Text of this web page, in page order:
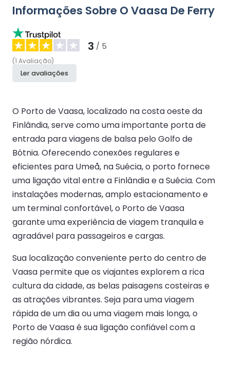
Informações Sobre O Vaasa De Ferry
3 / 5
(1 Avaliação)
Ler avaliações
O Porto de Vaasa, localizado na costa oeste da
Finlândia, serve como uma importante porta de
entrada para viagens de balsa pelo Golfo de
Bótnia. Oferecendo conexões regulares e
eficientes para Umeå, na Suécia, o porto fornece
uma ligação vital entre a Finlândia e a Suécia. Com
instalações modernas, amplo estacionamento e
um terminal confortável, o Porto de Vaasa
garante uma experiência de viagem tranquila e
agradável para passageiros e cargas.
Sua localização conveniente perto do centro de
Vaasa permite que os viajantes explorem a rica
cultura da cidade, as belas paisagens costeiras e
as atrações vibrantes. Seja para uma viagem
rápida de um dia ou uma viagem mais longa, o
Porto de Vaasa é sua ligação confiável com a
região nórdica.